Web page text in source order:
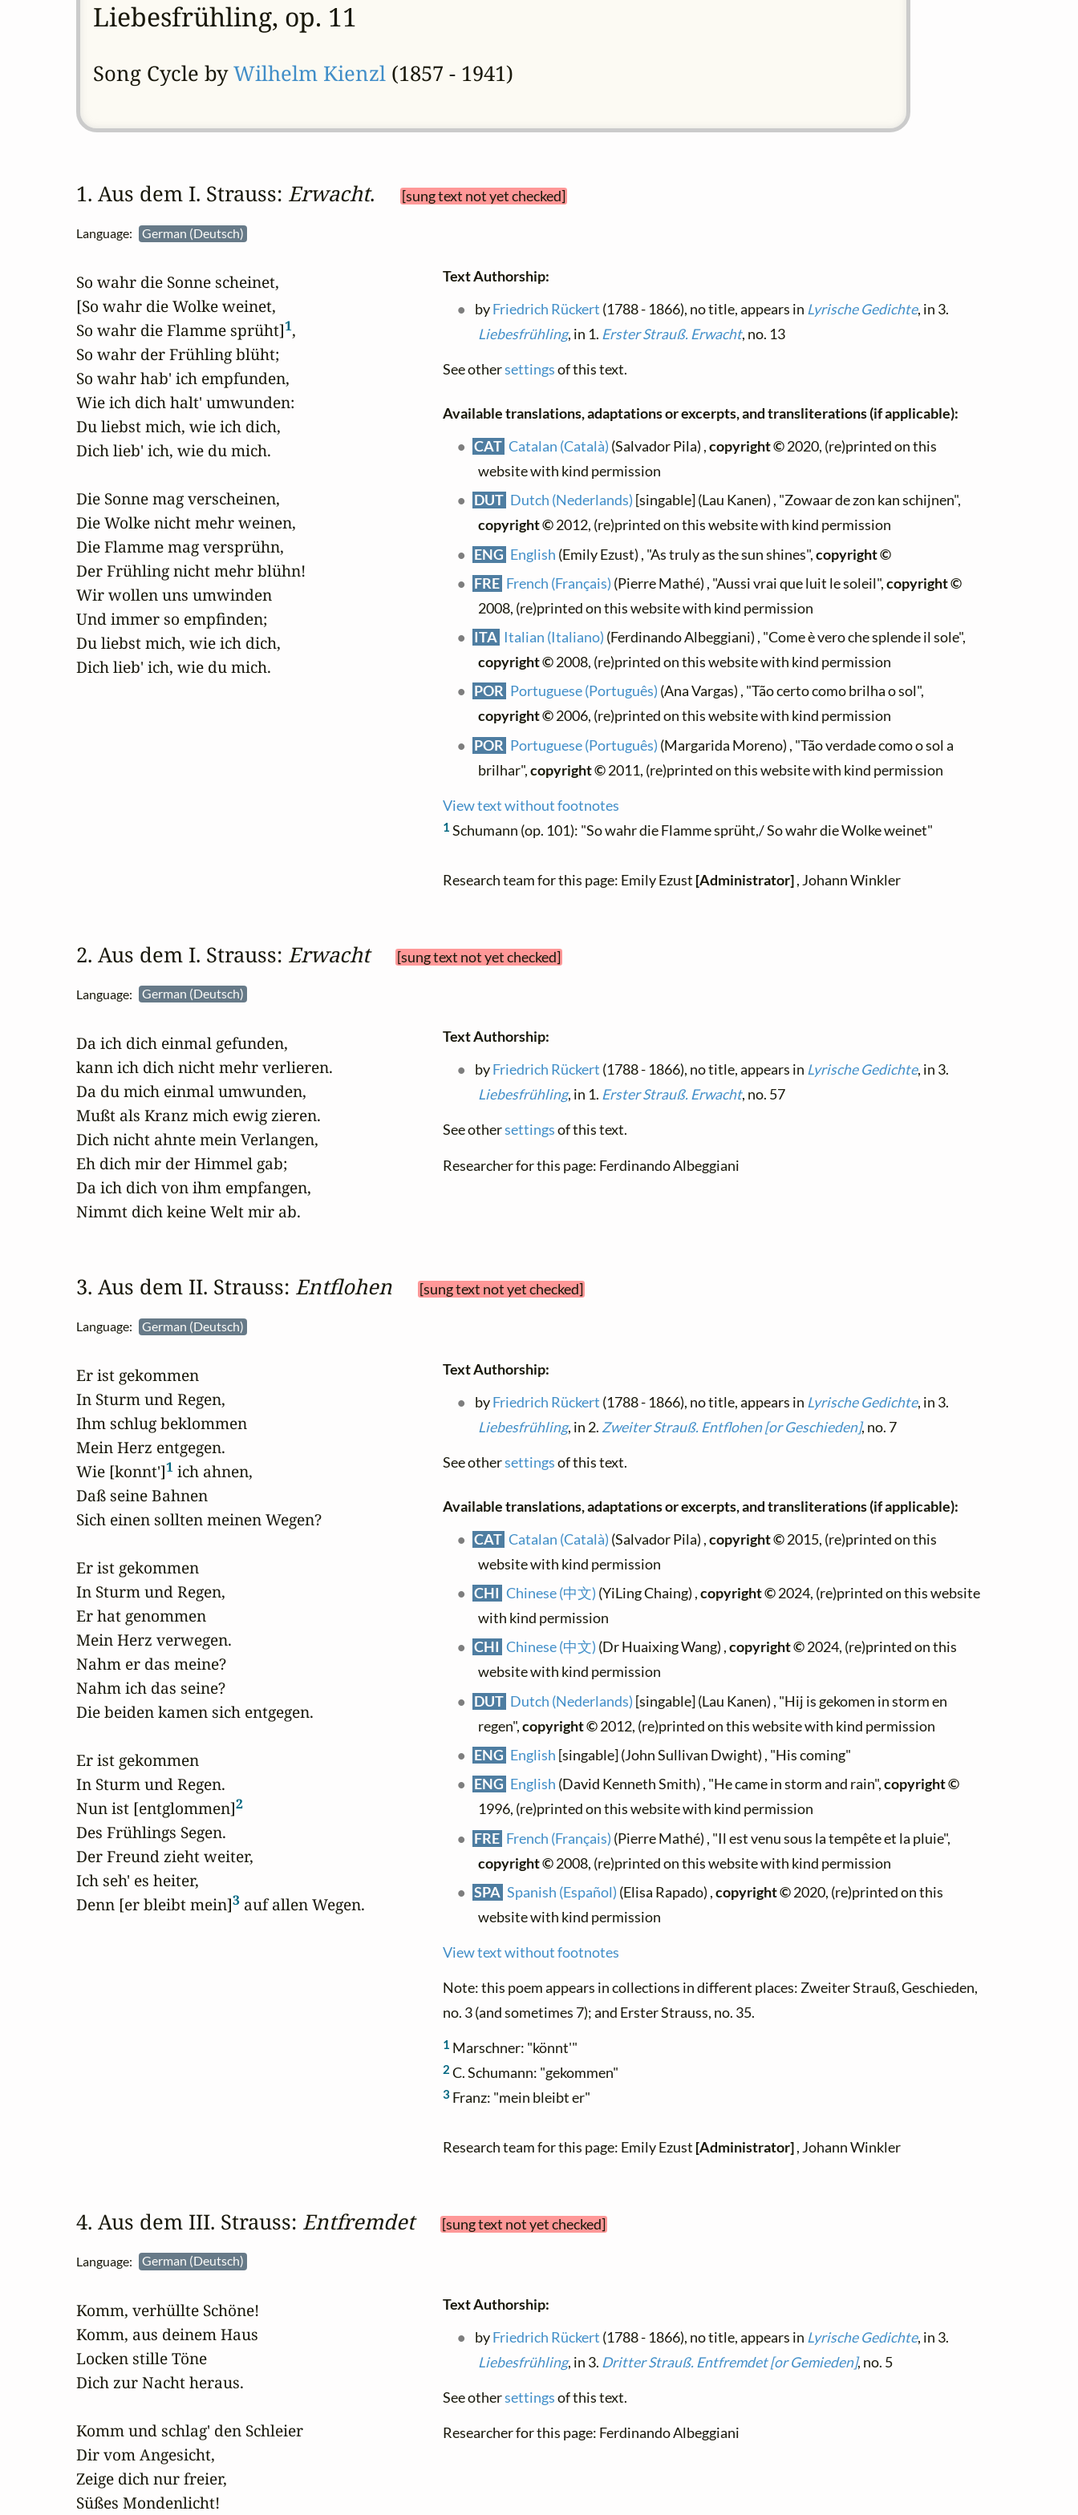
Liebesfrühling, op. 11
Song Cycle byWilhelm Kienzl(1857 - 1941)
1. Aus dem I. Strauss: Erwacht. [sung text not yet checked]
Language: German (Deutsch)
So wahr die Sonne scheinet,
[So wahr die Wolke weinet,
So wahr die Flamme sprüht]1,
So wahr der Frühling blüht;
So wahr hab' ich empfunden,
Wie ich dich halt' umwunden:
Du liebst mich, wie ich dich,
Dich lieb' ich, wie du mich.
Die Sonne mag verscheinen,
Die Wolke nicht mehr weinen,
Die Flamme mag versprühn,
Der Frühling nicht mehr blühn!
Wir wollen uns umwinden
Und immer so empfinden;
Du liebst mich, wie ich dich,
Dich lieb' ich, wie du mich.
Text Authorship:
byFriedrich Rückert (1788 - 1866), no title, appears in Lyrische Gedichte, in 3.
Liebesfrühling, in 1. Erster Strauß. Erwacht, no. 13
See othersettingsof this text.
Available translations, adaptations or excerpts, and transliterations (if applicable):
CAT Catalan (Català) (Salvador Pila) ,copyright ©2020, (re)printed on this
website with kind permission
DUT Dutch (Nederlands) [singable] (Lau Kanen) , "Zowaar de zon kan schijnen",
copyright ©2012, (re)printed on this website with kind permission
ENG English (Emily Ezust) , "As truly as the sun shines",copyright ©
FRE French (Français) (Pierre Mathé) , "Aussi vrai que luit le soleil",copyright ©
2008, (re)printed on this website with kind permission
ITA Italian (Italiano) (Ferdinando Albeggiani) , "Come è vero che splende il sole",
copyright ©2008, (re)printed on this website with kind permission
POR Portuguese (Português) (Ana Vargas) , "Tão certo como brilha o sol",
copyright ©2006, (re)printed on this website with kind permission
POR Portuguese (Português) (Margarida Moreno) , "Tão verdade como o sol a
brilhar",copyright ©2011, (re)printed on this website with kind permission
View text without footnotes
1 Schumann (op. 101): "So wahr die Flamme sprüht,/ So wahr die Wolke weinet"
Research team for this page: Emily Ezust [Administrator], Johann Winkler
2. Aus dem I. Strauss: Erwacht [sung text not yet checked]
Language: German (Deutsch)
Da ich dich einmal gefunden,
kann ich dich nicht mehr verlieren.
Da du mich einmal umwunden,
Mußt als Kranz mich ewig zieren.
Dich nicht ahnte mein Verlangen,
Eh dich mir der Himmel gab;
Da ich dich von ihm empfangen,
Nimmt dich keine Welt mir ab.
Text Authorship:
byFriedrich Rückert (1788 - 1866), no title, appears in Lyrische Gedichte, in 3.
Liebesfrühling, in 1. Erster Strauß. Erwacht, no. 57
See othersettingsof this text.
Researcher for this page: Ferdinando Albeggiani
3. Aus dem II. Strauss: Entflohen [sung text not yet checked]
Language: German (Deutsch)
Er ist gekommen
In Sturm und Regen,
Ihm schlug beklommen
Mein Herz entgegen.
Wie [konnt']1 ich ahnen,
Daß seine Bahnen
Sich einen sollten meinen Wegen?
Er ist gekommen
In Sturm und Regen,
Er hat genommen
Mein Herz verwegen.
Nahm er das meine?
Nahm ich das seine?
Die beiden kamen sich entgegen.
Er ist gekommen
In Sturm und Regen.
Nun ist [entglommen]2
Des Frühlings Segen.
Der Freund zieht weiter,
Ich seh' es heiter,
Denn [er bleibt mein]3 auf allen Wegen.
Text Authorship:
byFriedrich Rückert (1788 - 1866), no title, appears in Lyrische Gedichte, in 3.
Liebesfrühling, in 2. Zweiter Strauß. Entflohen [or Geschieden], no. 7
See othersettingsof this text.
Available translations, adaptations or excerpts, and transliterations (if applicable):
CAT Catalan (Català) (Salvador Pila) ,copyright ©2015, (re)printed on this
website with kind permission
CHI Chinese (中文) (YiLing Chaing) ,copyright ©2024, (re)printed on this website
with kind permission
CHI Chinese (中文) (Dr Huaixing Wang) ,copyright ©2024, (re)printed on this
website with kind permission
DUT Dutch (Nederlands) [singable] (Lau Kanen) , "Hij is gekomen in storm en
regen",copyright ©2012, (re)printed on this website with kind permission
ENG English [singable] (John Sullivan Dwight) , "His coming"
ENG English (David Kenneth Smith) , "He came in storm and rain",copyright ©
1996, (re)printed on this website with kind permission
FRE French (Français) (Pierre Mathé) , "Il est venu sous la tempête et la pluie",
copyright ©2008, (re)printed on this website with kind permission
SPA Spanish (Español) (Elisa Rapado) ,copyright ©2020, (re)printed on this
website with kind permission
View text without footnotes
Note: this poem appears in collections in different places: Zweiter Strauß, Geschieden,
no. 3 (and sometimes 7); and Erster Strauss, no. 35.
1 Marschner: "könnt'"
2 C. Schumann: "gekommen"
3 Franz: "mein bleibt er"
Research team for this page: Emily Ezust [Administrator], Johann Winkler
4. Aus dem III. Strauss: Entfremdet [sung text not yet checked]
Language: German (Deutsch)
Komm, verhüllte Schöne!
Komm, aus deinem Haus
Locken stille Töne
Dich zur Nacht heraus.
Komm und schlag' den Schleier
Dir vom Angesicht,
Zeige dich nur freier,
Süßes Mondenlicht!
Text Authorship:
byFriedrich Rückert (1788 - 1866), no title, appears in Lyrische Gedichte, in 3.
Liebesfrühling, in 3. Dritter Strauß. Entfremdet [or Gemieden], no. 5
See othersettingsof this text.
Researcher for this page: Ferdinando Albeggiani